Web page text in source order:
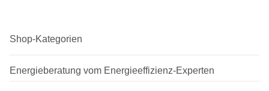
Shop-Kategorien
Energieberatung vom Energieeffizienz-Experten